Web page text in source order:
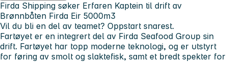
Firda Shipping søker Erfaren Kaptein til drift av
Brønnbåten Firda Eir 5000m3
Vil du bli en del av teamet? Oppstart snarest.
Fartøyet er en integrert del av Firda Seafood Group sin
drift. Fartøyet har topp moderne teknologi, og er utstyrt
for føring av smolt og slaktefisk, samt et bredt spekter for